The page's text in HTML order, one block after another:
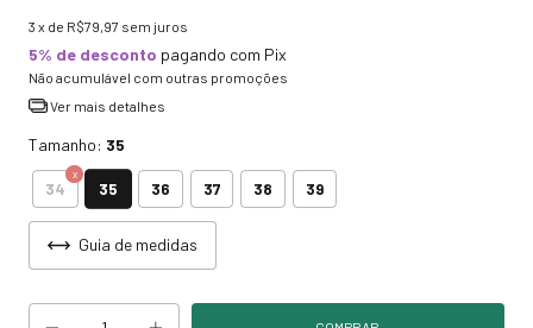
3 x de R$79,97 sem juros
5% de desconto pagando com Pix
Não acumulável com outras promoções
Ver mais detalhes
Tamanho: 35
34 35 36 37 38 39
Guia de medidas